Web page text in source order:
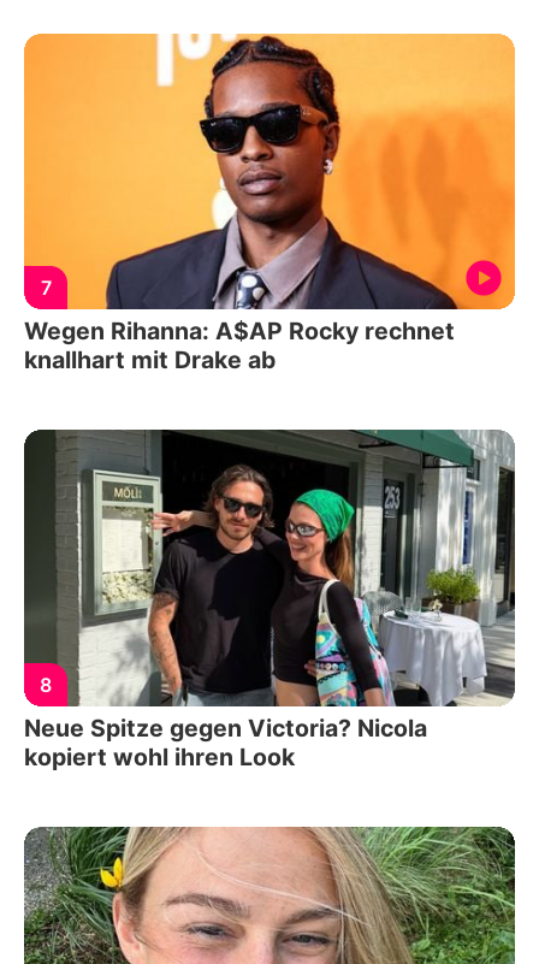
7
Wegen Rihanna: A$AP Rocky rechnet
knallhart mit Drake ab
8
Neue Spitze gegen Victoria? Nicola
kopiert wohl ihren Look